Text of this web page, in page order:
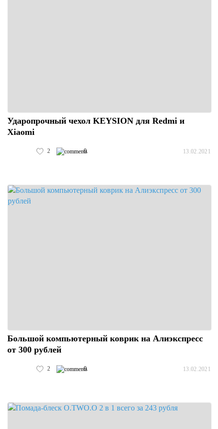
Ударопрочный чехол KEYSION для Redmi и
Xiaomi
2 0 13.02.2021
Большой компьютерный коврик на Алиэкспресс
от 300 рублей
2 0 13.02.2021